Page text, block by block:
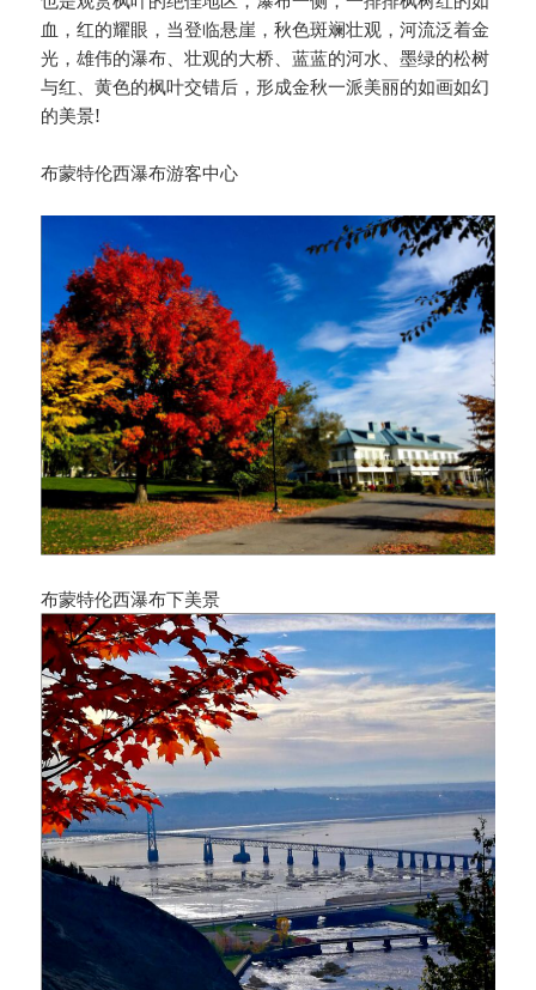
血，红的耀眼，当登临悬崖，秋色斑斓壮观，河流泛着金
光，雄伟的瀑布、壮观的大桥、蓝蓝的河水、墨绿的松树
与红、黄色的枫叶交错后，形成金秋一派美丽的如画如幻
的美景!
布蒙特伦西瀑布游客中心
布蒙特伦西瀑布下美景